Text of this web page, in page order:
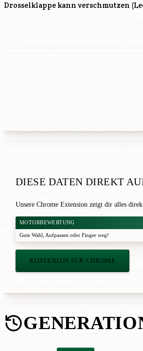
Drosselklappe kann verschmutzen
DIESE DATEN DIREKT
Unsere Chrome Extension zeigt dir alles
MOTORBEWERTUNG
Gute Wahl Aufpassen oder Finger weg!
KOSTENLOS FÜR CHROME